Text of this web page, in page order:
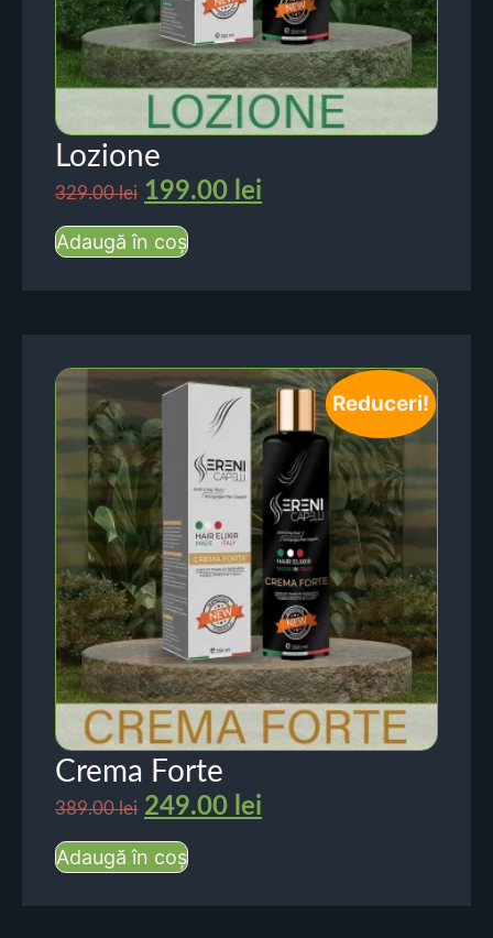
Lozione
329.00lei 199.00 lei
Adaugă în coș
Reduceri!
Crema Forte
389.00lei 249.00 lei
Adaugă în coș